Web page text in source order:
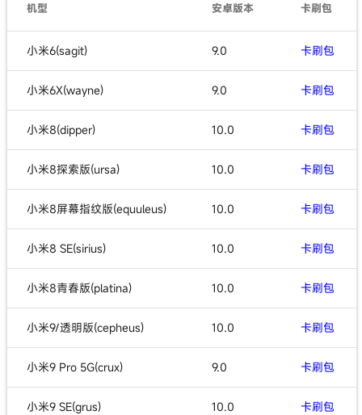
机型 安卓版本 卡刷包
小米6(sagit) 9.0 卡刷包
小米6X(wayne) 9.0 卡刷包
小米8(dipper) 10.0 卡刷包
小米8探索版(ursa) 10.0 卡刷包
小米8屏幕指纹版(equuleus) 10.0 卡刷包
小米8 SE(sirius) 10.0 卡刷包
小米8青春版(platina) 10.0 卡刷包
小米9/透明版(cepheus) 10.0 卡刷包
小米9 Pro 5G(crux) 9.0 卡刷包
小米9 SE(grus) 10.0 卡刷包